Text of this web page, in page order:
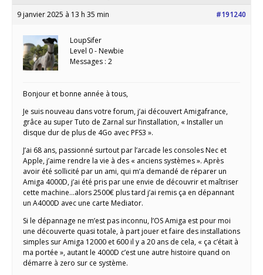
9 janvier 2025 à 13 h 35 min #191240
LoupSifer
Level 0 - Newbie
Messages : 2
Bonjour et bonne année à tous,
Je suis nouveau dans votre forum, j’ai découvert Amigafrance,
grâce au super Tuto de Zarnal sur l’installation, « Installer un
disque dur de plus de 4Go avec PFS3 ».
J’ai 68 ans, passionné surtout par l’arcade les consoles Nec et
Apple, j’aime rendre la vie à des « anciens systèmes ». Après
avoir été sollicité par un ami, qui m’a demandé de réparer un
Amiga 4000D, j’ai été pris par une envie de découvrir et maîtriser
cette machine…alors 2500€ plus tard j’ai remis ça en dépannant
un A4000D avec une carte Mediator.
Si le dépannage ne m’est pas inconnu, l’OS Amiga est pour moi
une découverte quasi totale, à part jouer et faire des installations
simples sur Amiga 12000 et 600 il y a 20 ans de cela, « ça c’était à
ma portée », autant le 4000D c’est une autre histoire quand on
démarre à zero sur ce système.